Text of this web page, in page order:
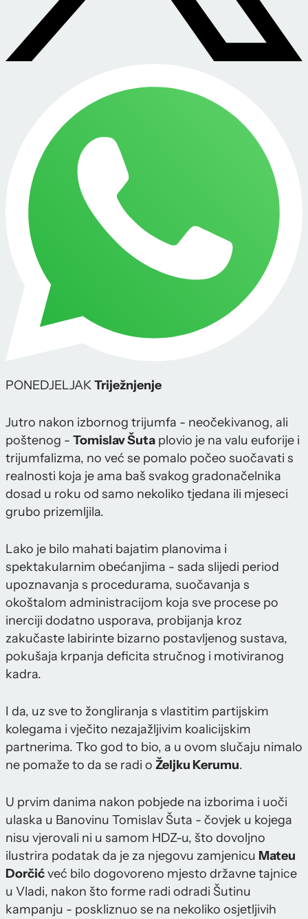
PONEDJELJAKTriježnjenje
Jutro nakon izbornog trijumfa - neočekivanog, ali
poštenog - Tomislav Šuta plovio je na valu euforije i
trijumfalizma, no već se pomalo počeo suočavati s
realnosti koja je ama baš svakog gradonačelnika
dosad u roku od samo nekoliko tjedana ili mjeseci
grubo prizemljila.
Lako je bilo mahati bajatim planovima i
spektakularnim obećanjima - sada slijedi period
upoznavanja s procedurama, suočavanja s
okoštalom administracijom koja sve procese po
inerciji dodatno usporava, probijanja kroz
zakučaste labirinte bizarno postavljenog sustava,
pokušaja krpanja deficita stručnog i motiviranog
kadra.
I da, uz sve to žongliranja s vlastitim partijskim
kolegama i vječito nezajažljivim koalicijskim
partnerima. Tko god to bio, a u ovom slučaju nimalo
ne pomaže to da se radi o Željku Kerumu.
U prvim danima nakon pobjede na izborima i uoči
ulaska u Banovinu Tomislav Šuta - čovjek u kojega
nisu vjerovali ni u samom HDZ-u, što dovoljno
ilustrira podatak da je za njegovu zamjenicu Mateu
Dorčićveć bilo dogovoreno mjesto državne tajnice
u Vladi, nakon što forme radi odradi Šutinu
kampanju - poskliznuo se na nekoliko osjetljivih